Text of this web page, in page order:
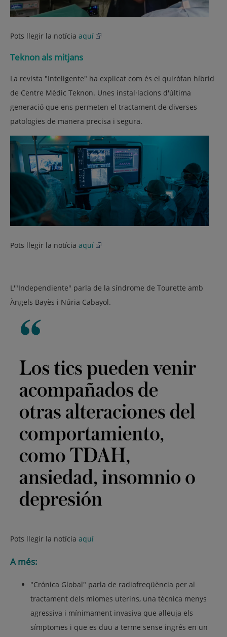
Pots llegir la notícia aquí
Teknon als mitjans
La revista "Inteligente" ha explicat com és el quiròfan híbrid
de Centre Mèdic Teknon. Unes instal·lacions d'última
generació que ens permeten el tractament de diverses
patologies de manera precisa i segura.
Pots llegir la notícia aquí
L'"Independiente" parla de la síndrome de Tourette amb
Àngels Bayès i Núria Cabayol.
Pots llegir la notícia aquí
A més:
"Crónica Global" parla de radiofreqüència per al
tractament dels miomes uterins, una tècnica menys
agressiva i mínimament invasiva que alleuja els
símptomes i que es duu a terme sense ingrés en un